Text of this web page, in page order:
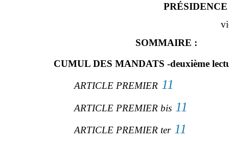
SOMMAIRE :
CUMUL DES MANDATS -deuxième
ARTICLE PREMIER 11
ARTICLE PREMIER bis 11
ARTICLE PREMIER ter11